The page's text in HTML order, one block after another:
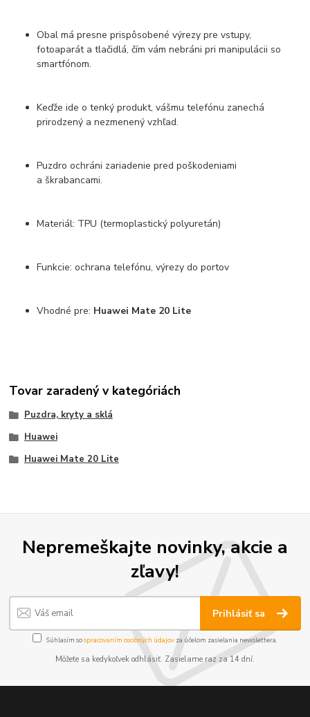
Obal má presne prispôsobené výrezy pre vstupy,
fotoaparát a tlačidlá, čím vám nebráni pri manipulácii so
smartfónom.
Keďže ide o tenký produkt, vášmu telefónu zanechá
prirodzený a nezmenený vzhľad.
Puzdro ochráni zariadenie pred poškodeniami
a škrabancami.
Materiál: TPU (termoplastický polyuretán)
Funkcie: ochrana telefónu, výrezy do portov
Vhodné pre: Huawei Mate 20 Lite
Tovar zaradený v kategóriách
Puzdra, kryty a sklá
Huawei
Huawei Mate 20 Lite
Nepremeškajte novinky, akcie a
zľavy!
Prihlásiť sa
Súhlasím sospracovaním osobných údajov za účelom zasielania newslettera.
Môžete sa kedykoľvek odhlásiť. Zasielame raz za 14 dní.